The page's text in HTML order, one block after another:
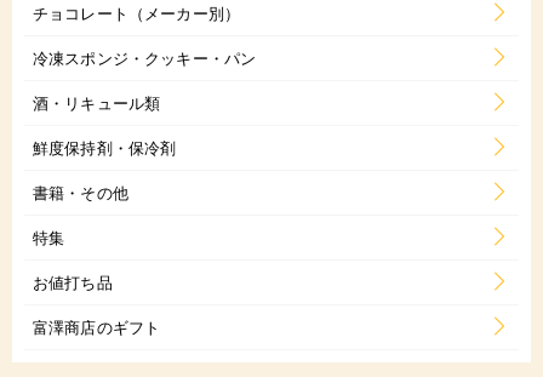
チョコレート（メーカー別）
冷凍スポンジ・クッキー・パン
酒・リキュール類
鮮度保持剤・保冷剤
書籍・その他
特集
お値打ち品
富澤商店のギフト